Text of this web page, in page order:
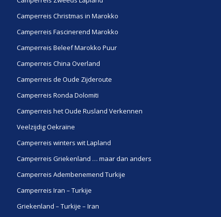
Camperreis Christmas in Marokko
Camperreis Fascinerend Marokko
Camperreis Beleef Marokko Puur
Camperreis China Overland
Camperreis de Oude Zijderoute
Camperreis Ronda Dolomiti
Camperreis het Oude Rusland Verkennen
Veelzijdig Oekraïne
Camperreis winters wit Lapland
Camperreis Griekenland … maar dan anders
Camperreis Adembenemend Turkije
Camperreis Iran – Turkije
Griekenland – Turkije – Iran